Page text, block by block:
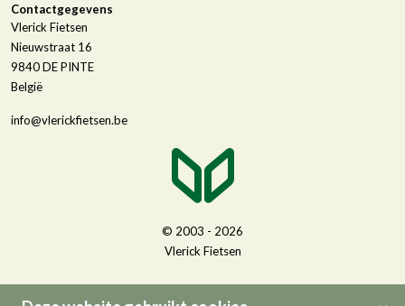
Contactgegevens
Vlerick Fietsen
Nieuwstraat 16
9840DE PINTE
België
info@vlerickfietsen.be
© 2003 - 2026
Vlerick Fietsen